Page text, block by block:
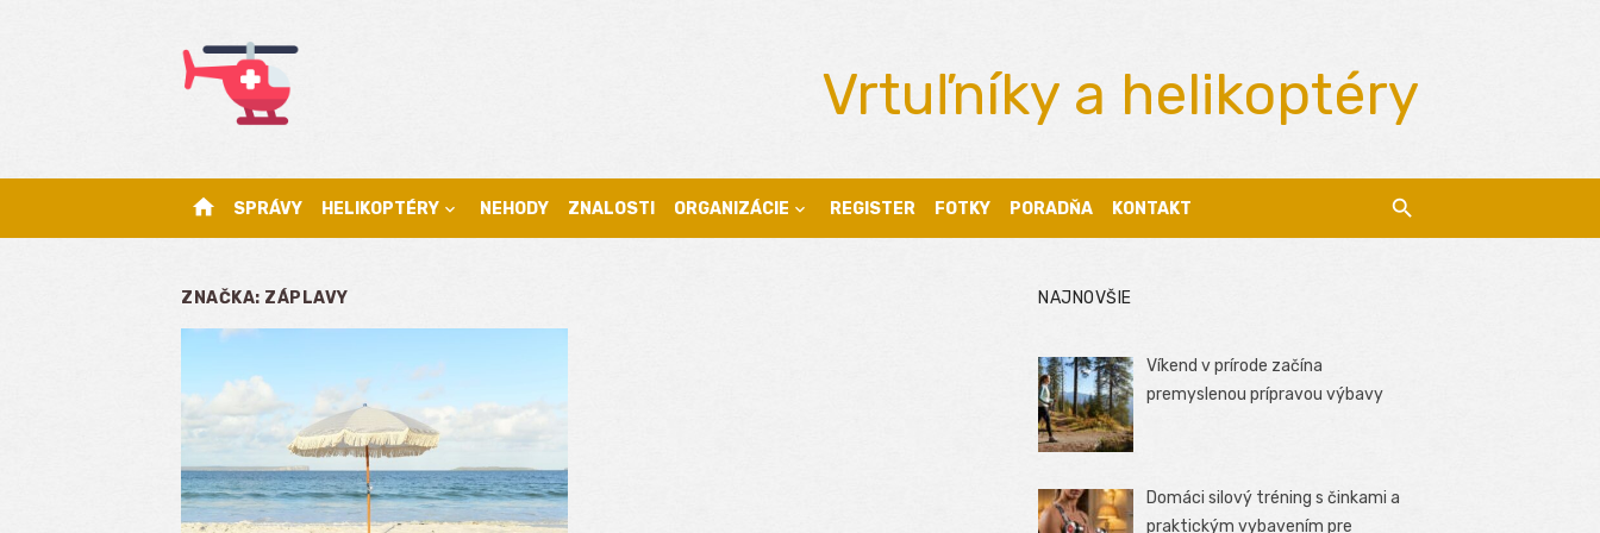
Vrtuľníky a helikoptéry
home SPRÁVY HELIKOPTÉRY NEHODY ZNALOSTI ORGANIZÁCIE REGISTER FOTKY PORADŇA KONTAKT
ZNAČKA: ZÁPLAVY NAJNOVŠIE
Víkend v prírode začína
premyslenou prípravou výbavy
Domáci silový tréning s činkami a
praktickým vybavením pre